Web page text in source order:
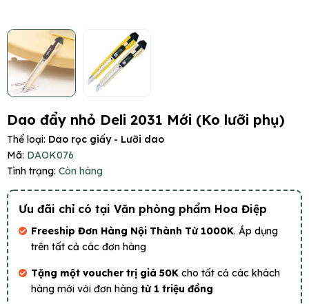
Dao đẩy nhỏ Deli 2031 Mới (Ko lưỡi phụ)
Thể loại: Dao rọc giấy - Lưỡi dao
Mã: DAOK076
Tình trạng: Còn hàng
Ưu đãi chỉ có tại Văn phòng phẩm Hoa Điệp
Freeship Đơn Hàng Nội Thành Từ 1000K. Áp dụng
trên tất cả các đơn hàng
Tặng một voucher trị giá 50K cho tất cả các khách
hàng mới với đơn hàng từ 1 triệu đồng